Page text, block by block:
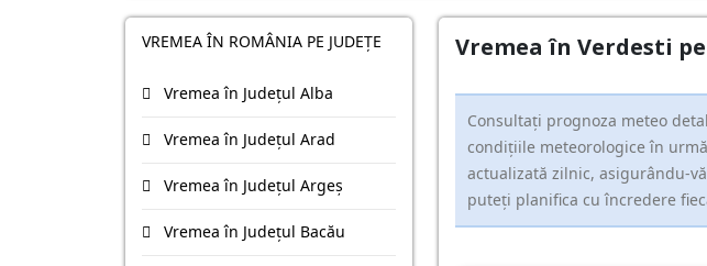
VREMEA ÎN ROMÂNIA PE JUDEȚE
Vremea în Județul Alba
Vremea în Județul Arad
Vremea în Județul Argeş
Vremea în Județul Bacău
Vremea în Verdesti
Consultați prognoza meteo
condițiile meteorologice în
actualizată zilnic, asigurându-
puteți planifica cu încredere